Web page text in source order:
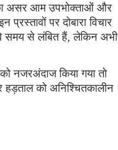
असर आम उपभोक्ताओं और
पर दोबारा विचार
समय से लंबित हैं, लेकिन अभी
नजरअंदाज किया गया तो
को अनिश्चितकालीन